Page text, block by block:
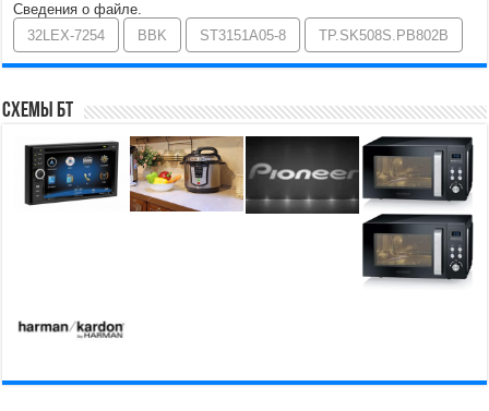
Сведения о файле.
32LEX-7254
BBK ST3151A05-8 TP.SK508S.PB802B
Схемы БТ